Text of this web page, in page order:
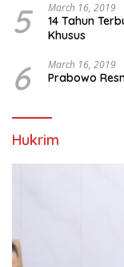
5 March 16, 2019
14 Tahun
Khusus
6 March 16, 2019
Prabowo
Hukrim